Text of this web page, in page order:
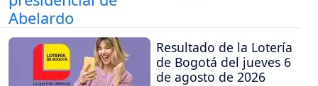
Resultado de la Lotería
de Bogotá del jueves 6
de agosto de 2026